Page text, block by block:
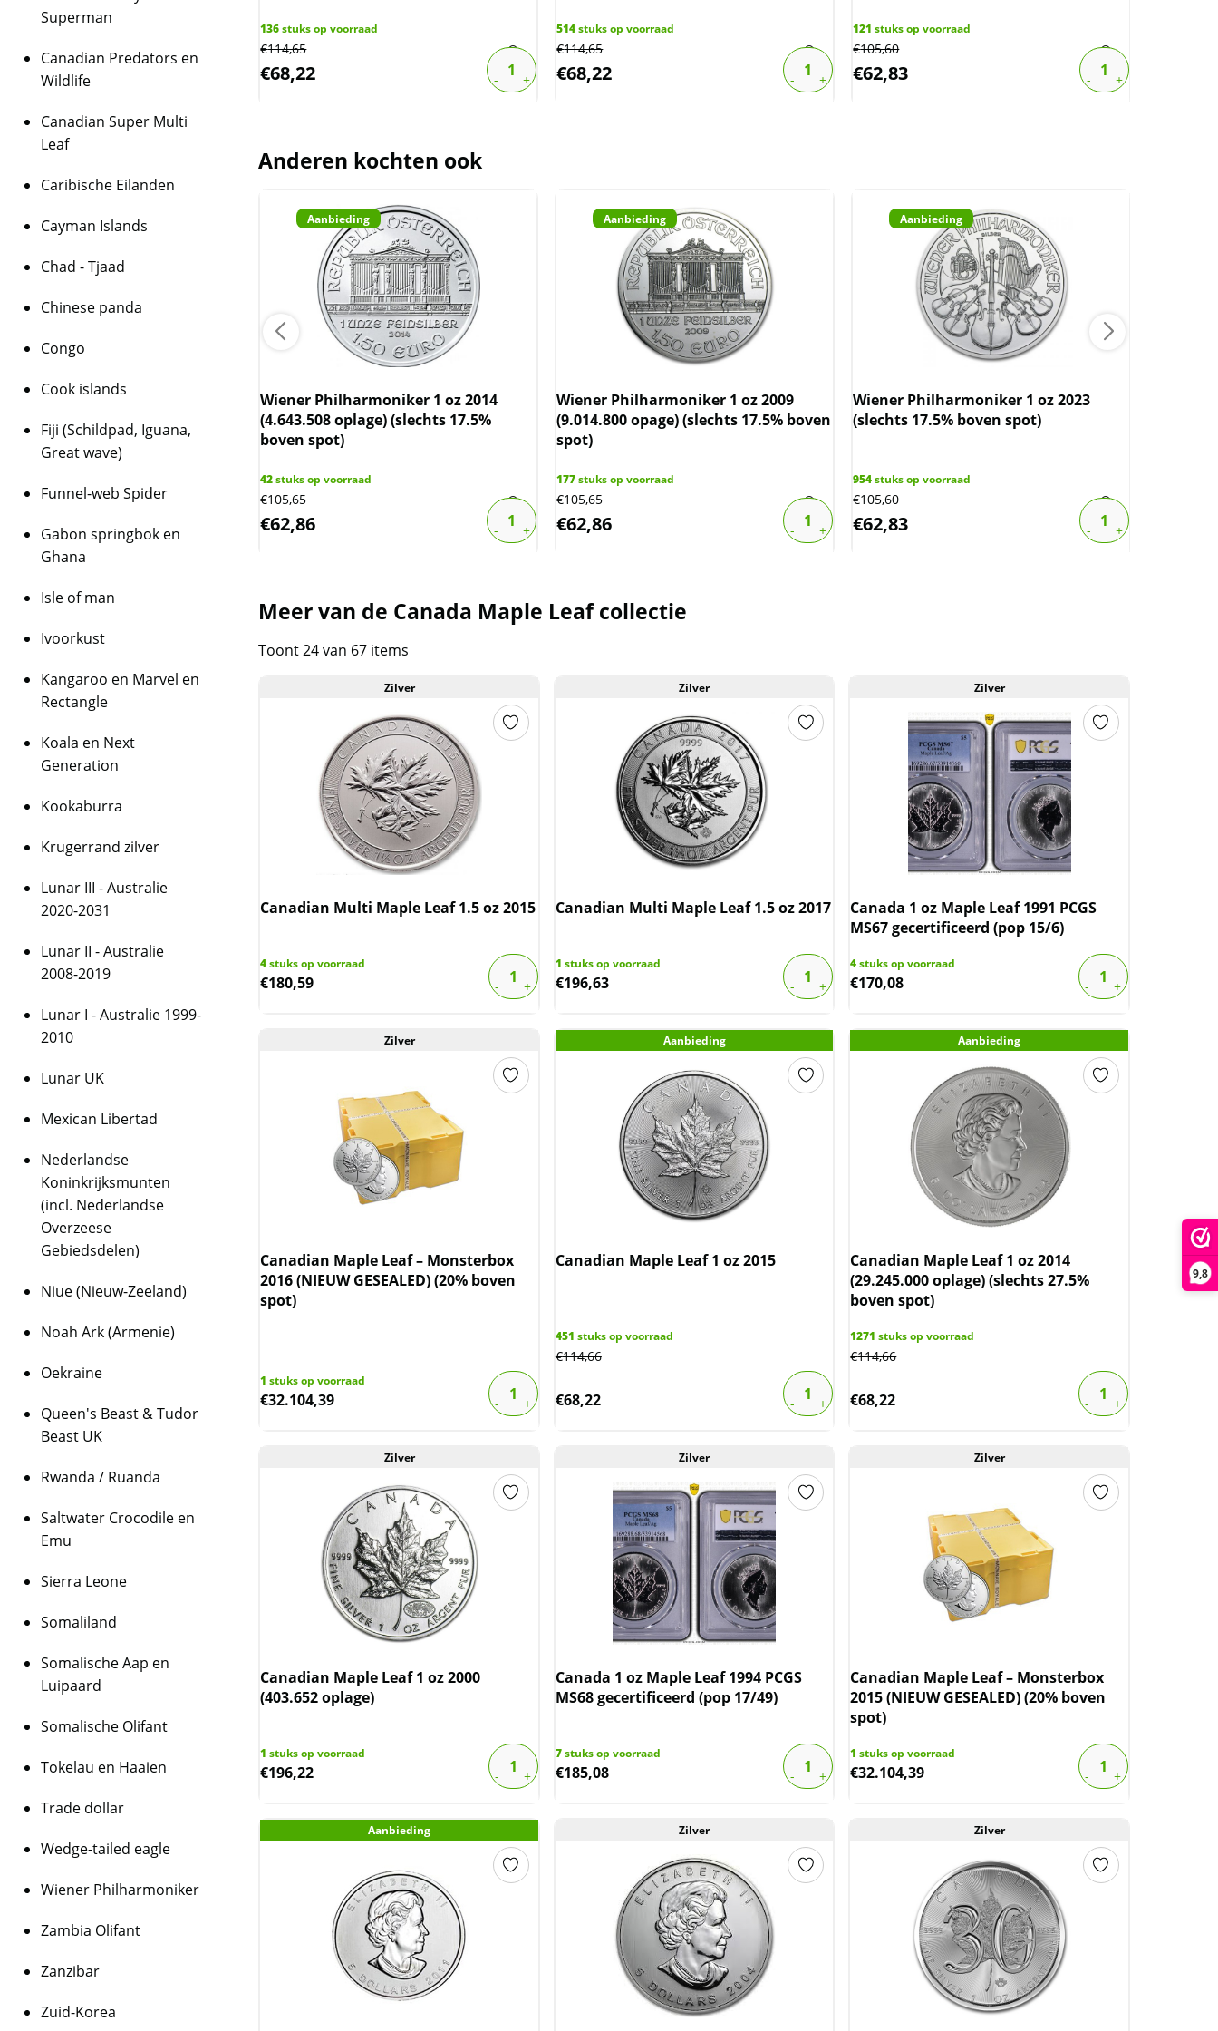
9,8
Dit product wordt onder de margeregel verhandeld. Dit
houdt in dat wij btw afdragen over de marge die wij
behalen op dit product. De btw mag hierdoor door ons
niet op de factuur vermeld worden. De prijs op de website
op voorraad 136stuks op voorraad
€114,65
€68,22
514stuks op voorraad
€114,65
€68,22
121 stuks op voorraad
€105,60
€62,83
Anderen kochten ook
Goudbaar - Argor-Heraeus
(met LBMA certificaat)
voorraad
Aanbieding
Wiener Philharmoniker 1 oz 2014
(4.643.508 oplage) (slechts 17.5%
boven spot)
42stuks op voorraad
€105,65
€62,86
Aanbieding
Wiener Philharmoniker 1 oz 2009
(9.014.800 opage) (slechts 17.5% boven
spot)
177stuks op voorraad
€105,65
€62,86
Aanbieding
Wiener Philharmoniker 1 oz 2023
(slechts 17.5% boven spot)
954stuks op voorraad
€105,60
€62,83
Meer van de Canada Maple Leaf collectie
Toont 24 van 67 items
Zilver
Canadian Multi Maple Leaf 1.5 oz 2015
4stuks op voorraad
€180,59
Zilver
Canadian Multi Maple Leaf 1.5 oz 2017
1 stuks op voorraad
€196,63
Zilver
Canada 1 oz Maple Leaf 1991 PCGS
MS67 gecertificeerd (pop 15/6)
4stuks op voorraad
€170,08
Zilver
Canadian Maple Leaf – Monsterbox
2016 (NIEUW GESEALED) (20% boven
spot)
1 stuks op voorraad
€32.104,39
Aanbieding
Canadian Maple Leaf 1 oz 2015
451 stuks op voorraad
€114,66
€68,22
Aanbieding
Canadian Maple Leaf 1 oz 2014
(29.245.000 oplage) (slechts 27.5%
boven spot)
1271 stuks op voorraad
€114,66
€68,22
Zilver
Canadian Maple Leaf 1 oz 2000
(403.652 oplage)
1 stuks op voorraad
€196,22
Zilver
Canada 1 oz Maple Leaf 1994 PCGS
MS68 gecertificeerd (pop 17/49)
7stuks op voorraad
€185,08
Zilver
Canadian Maple Leaf – Monsterbox
2015 (NIEUW GESEALED) (20% boven
spot)
1 stuks op voorraad
€32.104,39
Aanbieding Zilver Zilver
Superman
Canadian Predators en
Wildlife
Canadian Super Multi
Leaf
Caribische Eilanden
Cayman Islands
Chad - Tjaad
Chinese panda
Congo
Cook islands
Fiji (Schildpad, Iguana,
Great wave)
Funnel-web Spider
Gabon springbok en
Ghana
Isle of man
Ivoorkust
Kangaroo en Marvel en
Rectangle
Koala en Next
Generation
Kookaburra
Krugerrand zilver
Lunar III - Australie
2020-2031
Lunar II - Australie
2008-2019
Lunar I - Australie 1999-
2010
Lunar UK
Mexican Libertad
Nederlandse
Koninkrijksmunten
(incl. Nederlandse
Overzeese
Gebiedsdelen)
Niue (Nieuw-Zeeland)
Noah Ark (Armenie)
Oekraine
Queen's Beast & Tudor
Beast UK
Rwanda / Ruanda
Saltwater Crocodile en
Emu
Sierra Leone
Somaliland
Somalische Aap en
Luipaard
Somalische Olifant
Tokelau en Haaien
Trade dollar
Wedge-tailed eagle
Wiener Philharmoniker
Zambia Olifant
Zanzibar
Zuid-Korea